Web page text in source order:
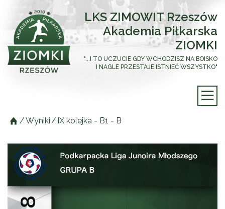
LKS ZIMOWIT Rzeszów
Akademia Piłkarska
ZIOMKI
"...I TO UCZUCIE GDY WCHODZISZ NA BOISKO
I NAGLE PRZESTAJE ISTNIEĆ WSZYSTKO"
/Wyniki / IX kolejka - B1 - B